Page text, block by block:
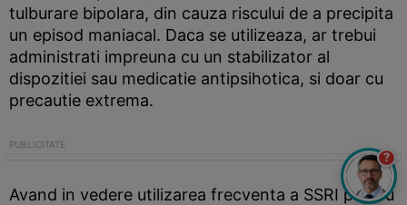
tulburare bipolara, din cauza riscului de a precipita
un episod maniacal. Daca se utilizeaza, ar trebui
administrati impreuna cu un stabilizator al
dispozitiei sau medicatie antipsihotica, si doar cu
precautie extrema.
Avand in vedere utilizarea frecventa a SSRI pentru
?